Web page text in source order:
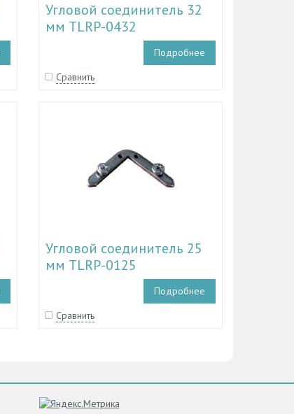
Угловой соединитель 32
мм TLRP-0432
Подробнее
Сравнить
Угловой соединитель 25
мм TLRP-0125
Подробнее
Сравнить